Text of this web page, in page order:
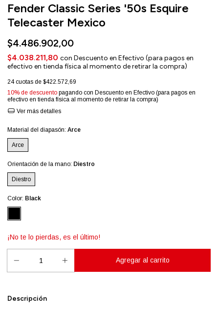
Fender Classic Series '50s Esquire
Telecaster Mexico
$4.486.902,00
$4.038.211,80 con Descuento en Efectivo (para pagos en
efectivo en tienda física al momento de retirar la compra)
24 cuotas de $422.572,69
10% de descuento pagando con Descuento en Efectivo (para pagos en
efectivo en tienda física al momento de retirar la compra)
Ver más detalles
Material del diapasón: Arce
Arce
Orientación de la mano: Diestro
Diestro
Color: Black
¡No te lo pierdas, es el último!
Descripción